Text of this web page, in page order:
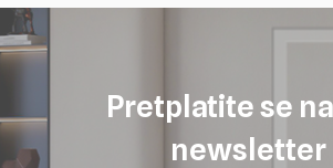
Pretplatite se
newsletter